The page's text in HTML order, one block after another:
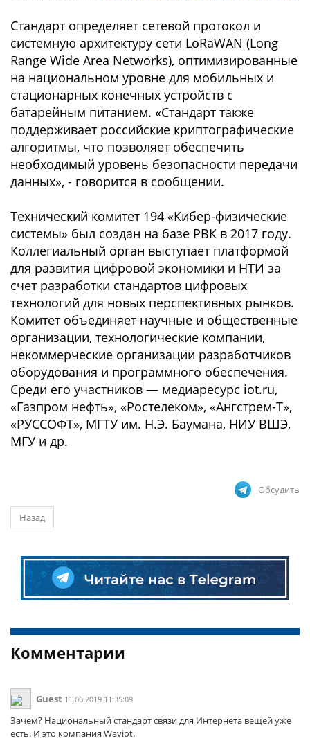
Стандарт определяет сетевой протокол и
системную архитектуру сети LoRaWAN (Long
Range Wide Area Networks), оптимизированные
на национальном уровне для мобильных и
стационарных конечных устройств с
батарейным питанием. «Стандарт также
поддерживает российские криптографические
алгоритмы, что позволяет обеспечить
необходимый уровень безопасности передачи
данных», - говорится в сообщении.
Технический комитет 194 «Кибер-физические
системы» был создан на базе РВК в 2017 году.
Коллегиальный орган выступает платформой
для развития цифровой экономики и НТИ за
счет разработки стандартов цифровых
технологий для новых перспективных рынков.
Комитет объединяет научные и общественные
организации, технологические компании,
некоммерческие организации разработчиков
оборудования и программного обеспечения.
Среди его участников — медиаресурс iot.ru,
«Газпром нефть», «Ростелеком», «Ангстрем-Т»,
«РУССОФТ», МГТУ им. Н.Э. Баумана, НИУ ВШЭ,
МГУ и др.
Обсудить
Назад
Комментарии
Guest 11.06.2019 11:35:09
Зачем? Национальный стандарт связи для Интернета вещей уже
есть. И это компания Waviot.